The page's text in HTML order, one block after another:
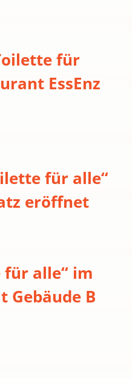
für
EssEnz
für alle“
eröffnet
für alle“ im
Gebäude B